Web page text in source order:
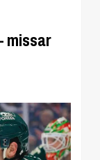
missar